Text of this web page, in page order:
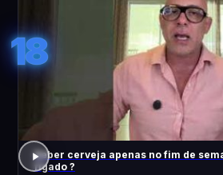
18
Beber cerveja apenas no fim de
fígado ?